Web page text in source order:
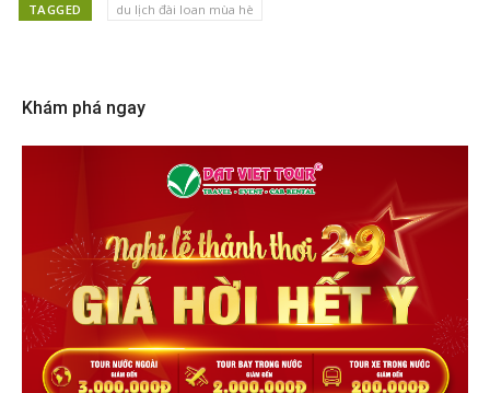
TAGGED du lịch đài loan mùa hè
Khám phá ngay